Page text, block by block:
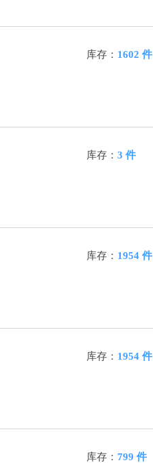
库存： 1602 件
库存： 3 件
库存： 1954 件
库存： 1954 件
库存： 799 件